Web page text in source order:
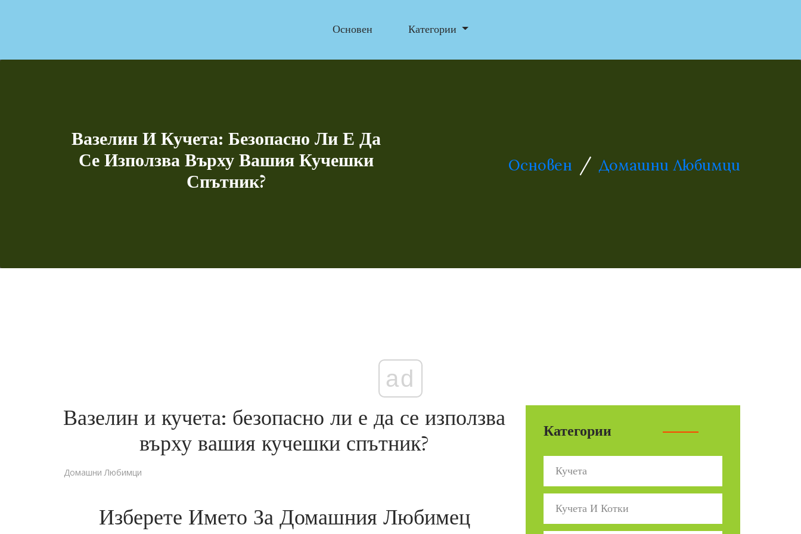
Основен Категории
Вазелин И Кучета: Безопасно Ли Е Да
Се Използва Върху Вашия Кучешки
Спътник?
Основен / Домашни Любимци
ad
Вазелин и кучета: безопасно ли е да се използва
върху вашия кучешки спътник?
Домашни Любимци
Изберете Името За Домашния Любимец
Категории
Кучета
Кучета И Котки